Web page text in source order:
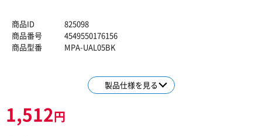
商品ID
825098
商品番号
4549550176156
商品型番
MPA-UAL05BK
製品仕様を見る
1,512円